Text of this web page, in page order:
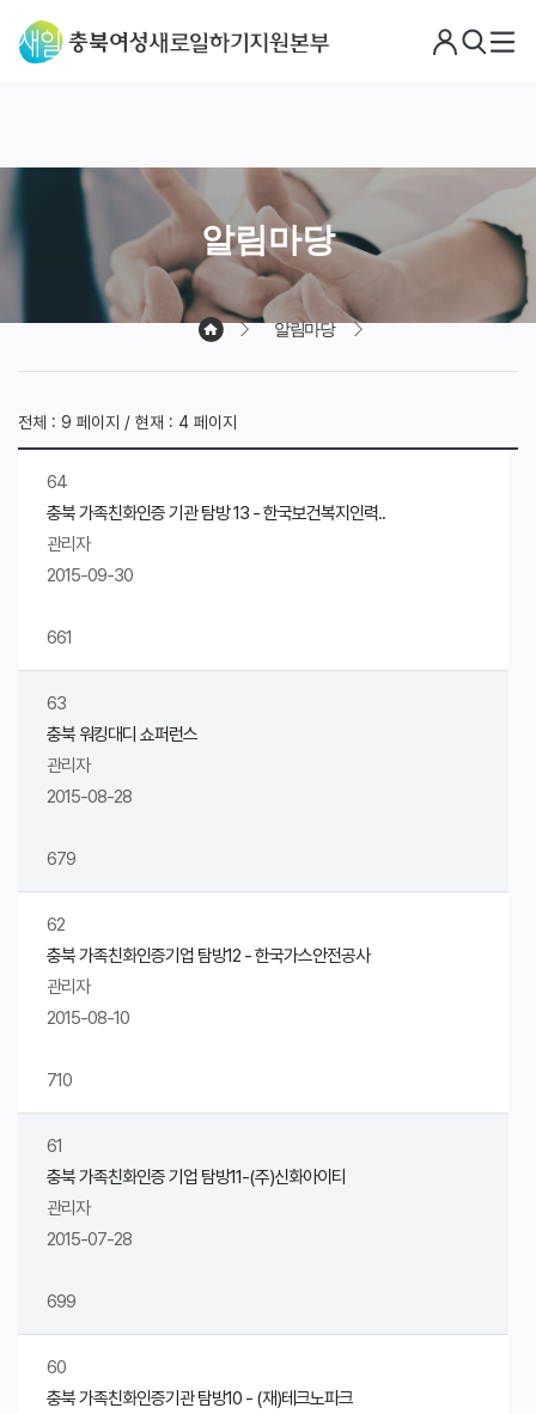
로
검
메
알림마당
알림마당
전체 : 9 페이지 / 현재 : 4 페이지
64
충북 가족친화인증 기관 탐방 13 - 한국보건복지인력..
관리자
2015-09-30
661
63
충북 워킹대디 쇼퍼런스
관리자
2015-08-28
679
62
충북 가족친화인증기업 탐방12 - 한국가스안전공사
관리자
2015-08-10
710
61
충북 가족친화인증 기업 탐방11-(주)신화아이티
관리자
2015-07-28
699
60
충북 가족친화인증기관 탐방10 - (재)테크노파크